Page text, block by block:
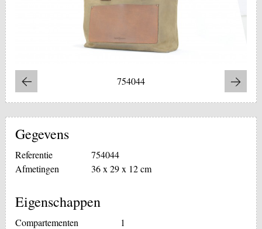
754044
Gegevens
Referentie
754044
Afmetingen
36 x 29 x 12 cm
Eigenschappen
Compartementen
1